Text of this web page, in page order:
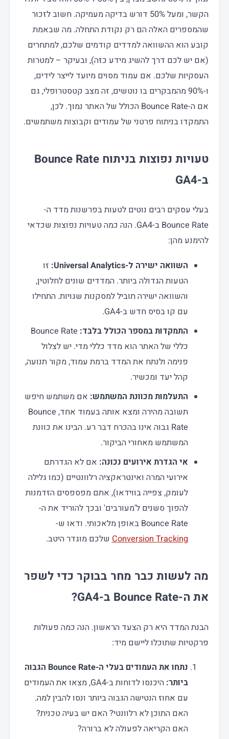
הקשר, ומעל 50% דורש בדיקה מעמיקה. חשוב לזכור
שהמספרים האלה הם רק נקודת התחלה. מה שבאמת
קובע הוא ההשוואה למדדים קודמים שלכם, למתחרים
(אם יש לכם דרך להשיג מידע כזה), ובעיקר – למטרות
העסקיות שלכם. אם עמוד מסוים מיועד לייצר לידים,
ו-90% מהמבקרים בו נוטשים, זה מצב קטסטרופלי, גם
אם ה-Bounce Rate הכולל של האתר נמוך. לכן,
התמקדו בניתוח פרטני של עמודים וקבוצות משתמשים.
טעויות נפוצות בניתוח Bounce Rate
ב-GA4
בעלי עסקים רבים נוטים לטעות בפרשנות מדד ה-
Bounce Rate ב-GA4. הנה כמה טעויות נפוצות שכדאי
להימנע מהן:
השוואה ישירה ל-Universal Analytics:
זו
הטעות הגדולה ביותר. המדדים שונים לחלוטין,
והשוואה ישירה תוביל למסקנות שגויות. התחילו
עם קו בסיס חדש ב-GA4.
התמקדות במספר הכולל בלבד: Bounce Rate
כללי של האתר הוא מדד כללי מדי. יש לצלול
פנימה ולנתח את המדד ברמת עמוד, מקור תנועה,
קהל יעד ומכשיר.
התעלמות מכוונת המשתמש: אם משתמש חיפש
תשובה מהירה ומצא אותה בעמוד אחד, Bounce
Rate גבוה אינו בהכרח דבר רע. הבינו את כוונת
המשתמש מאחורי הביקור.
אי הגדרת אירועים נכונה: אם לא הגדרתם
אירועי המרה ואינטראקציה רלוונטיים (כמו גלילה
לעומק, צפייה בווידאו), אתם מפספסים הזדמנות
להפוך סשנים ל'מעורבים' ובכך להוריד את ה-
Bounce Rate באופן מלאכותי. ודאו ש-
Conversion Trackingשלכם מוגדר היטב.
מה לעשות כבר מחר בבוקר כדי לשפר
את ה-Bounce Rate ב-GA4?
הבנת המדד היא רק הצעד הראשון. הנה כמה פעולות
פרקטיות שתוכלו ליישם מיד:
נתחו את העמודים בעלי ה-Bounce Rate הגבוה
ביותר:
היכנסו לדוחות ב-GA4, מצאו את העמודים
עם אחוז הנטישה הגבוה ביותר ונסו להבין למה.
האם התוכן לא רלוונטי? האם יש בעיה טכנית?
האם הקריאה לפעולה לא ברורה?